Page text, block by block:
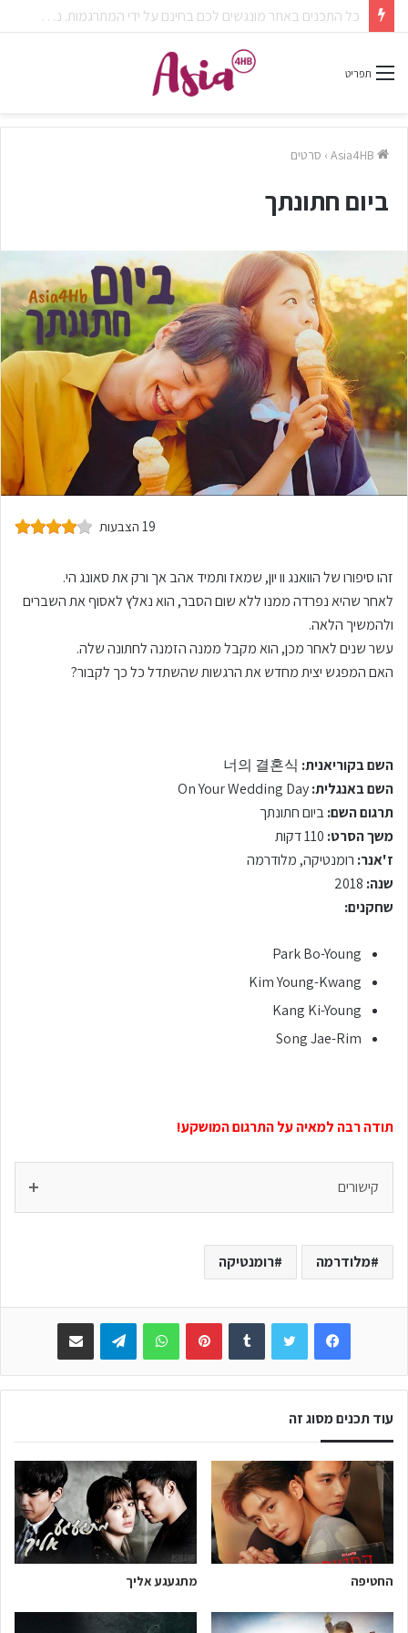
צפיתם בדרמה או סרט ונהניתם? אל תשכחו לפרגן בתגובות.
תפריט
› סרטים
ביום חתונתך
19 הצבעות
זהו סיפורו של הוואנג וו יון, שמאז ותמיד אהב אך ורק את סאונג הי.
לאחר שהיא נפרדה ממנו ללא שום הסבר, הוא נאלץ לאסוף את השברים
ולהמשיך הלאה.
עשר שנים לאחר מכן, הוא מקבל ממנה הזמנה לחתונה שלה.
האם המפגש יצית מחדש את הרגשות שהשתדל כל כך לקבור?
השם בקוריאנית: 너의 결혼식
השם באנגלית:On Your Wedding Day
תרגום השם:ביום חתונתך
משך הסרט: 110 דקות
ז'אנר: רומנטיקה, מלודרמה
שנה: 2018
שחקנים:
Park Bo-Young
Kim Young-Kwang
Kang Ki-Young
Song Jae-Rim
תודה רבה למאיה על התרגום המושקע!
קישורים
מלודרמה רומנטיקה
Facebook
WhatsApp
Telegram
עוד תכנים מסוג זה
החטיפה מתגעגע אליך